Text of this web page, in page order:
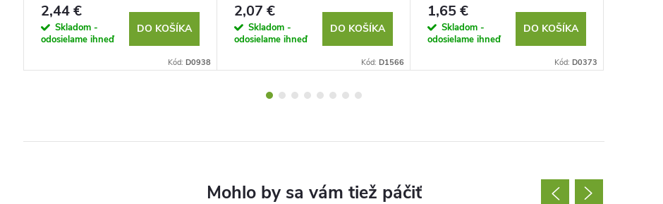
2,44 €
Skladom -
odosielame ihneď
DO KOŠÍKA
Kód: D0938
2,07 €
Skladom -
odosielame ihneď
DO KOŠÍKA
Kód: D1566
1,65 €
Skladom -
odosielame ihneď
DO KOŠÍKA
Kód: D0373